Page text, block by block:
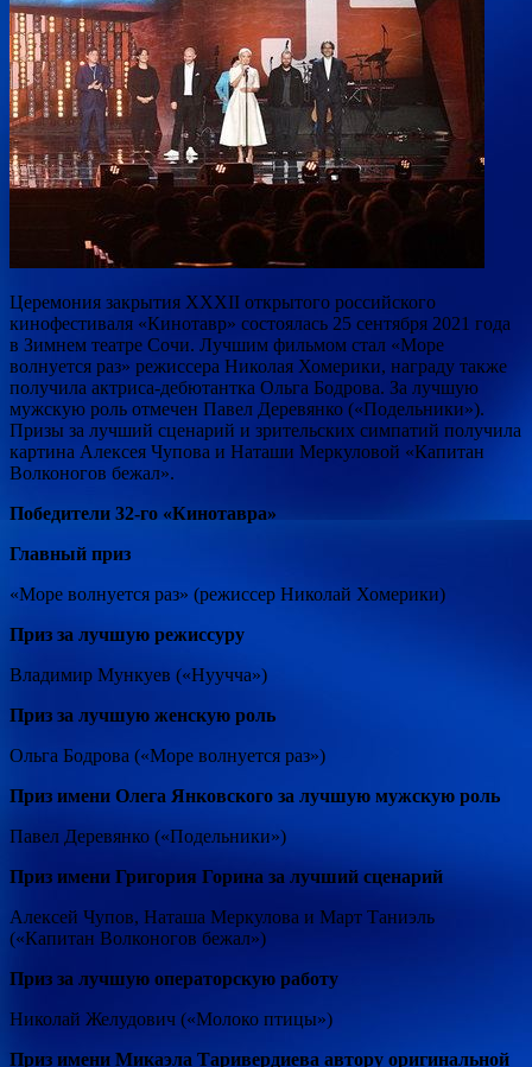
Церемония закрытия XXXII открытого российского
кинофестиваля «Кинотавр» состоялась 25 сентября 2021 года
в Зимнем театре Сочи. Лучшим фильмом стал «Море
волнуется раз» режиссера Николая Хомерики, награду также
получила актриса-дебютантка Ольга Бодрова. За лучшую
мужскую роль отмечен Павел Деревянко («Подельники»).
Призы за лучший сценарий и зрительских симпатий получила
картина Алексея Чупова и Наташи Меркуловой «Капитан
Волконогов бежал».
Победители 32-го «Кинотавра»
Главный приз
«Море волнуется раз» (режиссер Николай Хомерики)
Приз за лучшую режиссуру
Владимир Мункуев («Нуучча»)
Приз за лучшую женскую роль
Ольга Бодрова («Море волнуется раз»)
Приз имени Олега Янковского за лучшую мужскую роль
Павел Деревянко («Подельники»)
Приз имени Григория Горина за лучший сценарий
Алексей Чупов, Наташа Меркулова и Март Таниэль
(«Капитан Волконогов бежал»)
Приз за лучшую операторскую работу
Николай Желудович («Молоко птицы»)
Приз имени Микаэла Таривердиева автору оригинальной